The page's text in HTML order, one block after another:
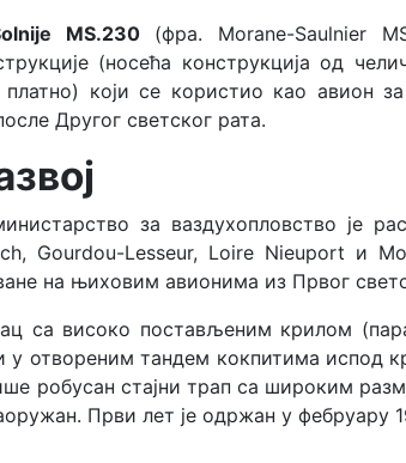
MS.230(фра. Morane-Saulnier
(носећа конструкција од
који се користио као авион
Другог светског рата.
за ваздухопловство је
Gourdou-Lesseur, Loire Nieuport и
на њиховим авионима из Првог
са високо постављеним крилом
отвореним тандем кокпитима испод
робусан стајни трап са широким
Први лет је одржан у фебруару